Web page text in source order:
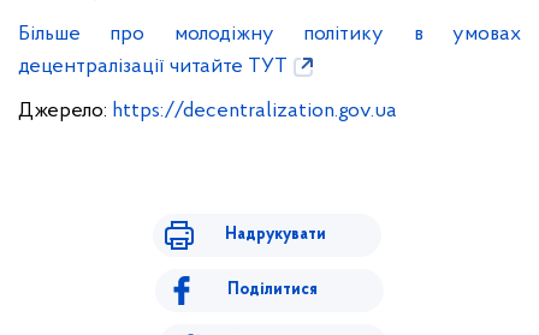
Більше про молодіжну політику в умовах
децентралізації читайте ТУТ
Джерело: https://decentralization.gov.ua
Надрукувати
Поділитися